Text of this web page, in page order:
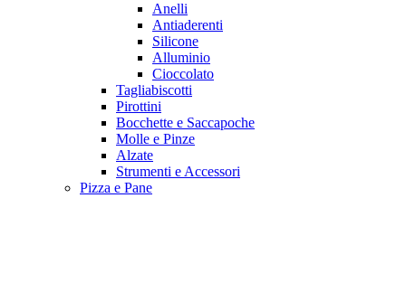
Anelli
Antiaderenti
Silicone
Alluminio
Cioccolato
Tagliabiscotti
Pirottini
Bocchette e Saccapoche
Molle e Pinze
Alzate
Strumenti e Accessori
Pizza e Pane